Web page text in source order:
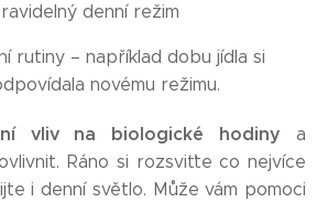
denní režim
rutiny – například dobu jídla si
novému režimu.
vliv na biologické hodiny
a
Ráno si rozsviťte co nejvíce
i denní světlo. Může vám pomoci